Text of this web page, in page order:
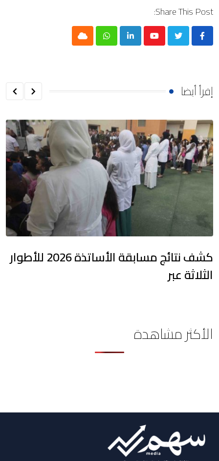
Share This Post:
Youtube
LinkedIn
Whatsapp
Cloud
إقرأ أيضا
كشف نتائج مسابقة الأساتذة 2026 للأطوار
الثلاثة عبر
الأكثر مشاهدة